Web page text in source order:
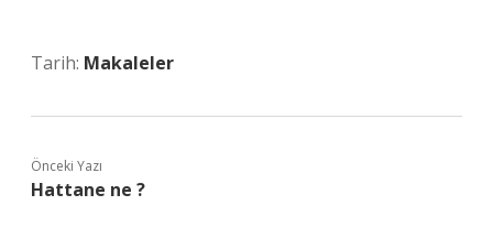
Tarih: Makaleler
Önceki Yazı
Hattane ne ?